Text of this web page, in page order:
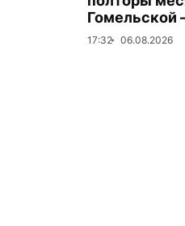
Гомельской
17:32 06.08.2026